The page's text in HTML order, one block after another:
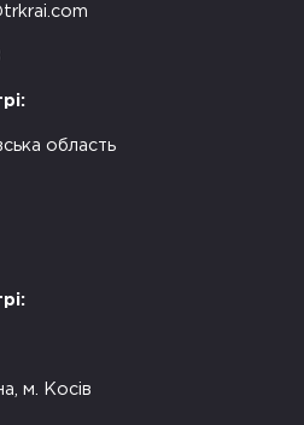
область
м. Косів